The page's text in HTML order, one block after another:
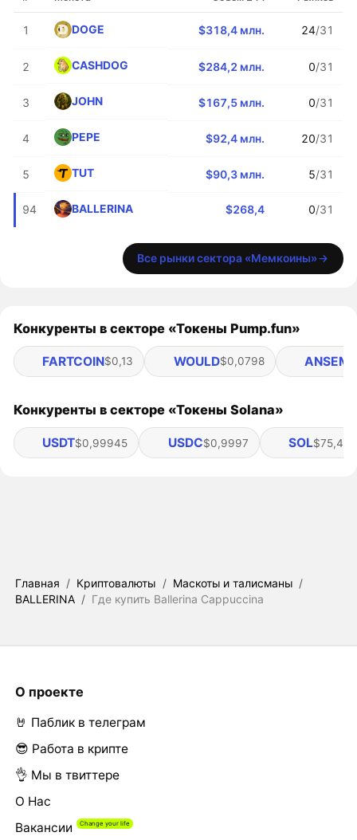
1 DOGE $318,4 млн. 24/31
2 CASHDOG $284,2 млн. 0/31
3 JOHN $167,5 млн. 0/31
4 PEPE $92,4 млн. 20/31
5 TUT $90,3 млн. 5/31
94 BALLERINA $268,4 0/31
Все рынки сектора «Мемкоины»
Конкуренты в секторе «Токены Pump.fun»
FARTCOIN$0,13 WOULD$0,0798 ANSEM
Конкуренты в секторе «Токены Solana»
USDT$0,99945 USDC$0,9997 SOL$75,42
Главная / Криптовалюты / Маскоты и талисманы /
BALLERINA / Где купить Ballerina Cappuccina
О проекте
🤘 Паблик в телеграм
😎 Работа в крипте
👌 Мы в твиттере
О Нас
Вакансии